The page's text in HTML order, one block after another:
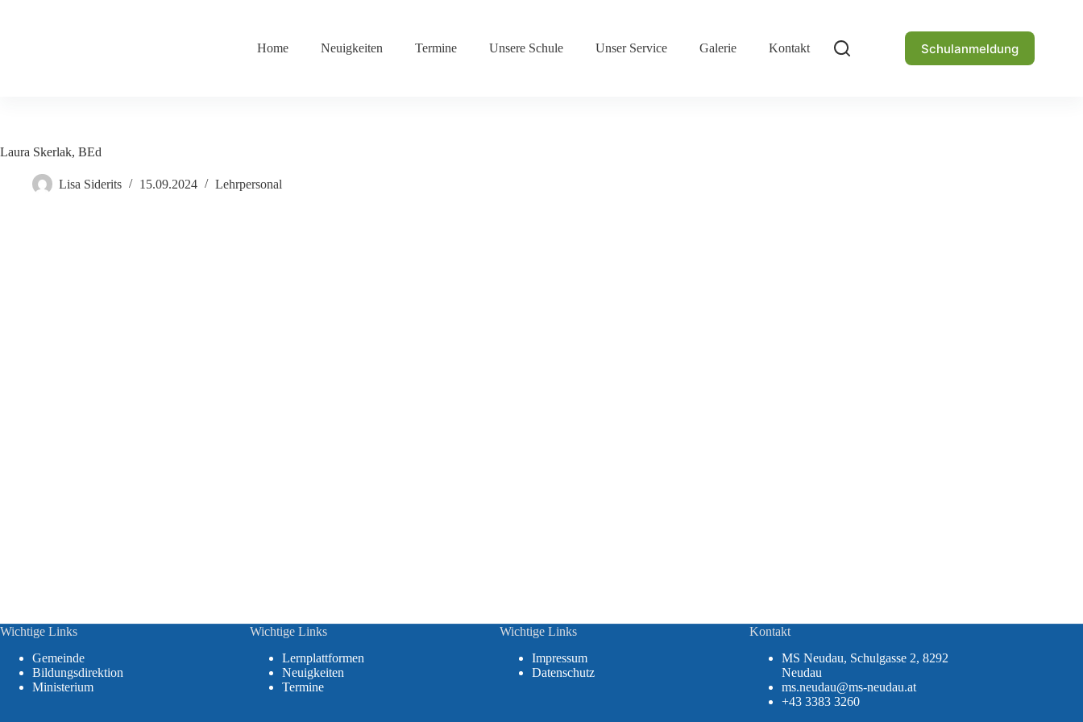
Home Neuigkeiten Termine Unsere Schule Unser Service Galerie Kontakt Schulanmeldung
Laura Skerlak, BEd
Lisa Siderits 15.09.2024 Lehrpersonal
Wichtige Links
Gemeinde
Bildungsdirektion
Ministerium
Wichtige Links
Lernplattformen
Neuigkeiten
Termine
Wichtige Links
Impressum
Datenschutz
Kontakt
MS Neudau, Schulgasse 2, 8292
Neudau
ms.neudau@ms-neudau.at
+43 3383 3260